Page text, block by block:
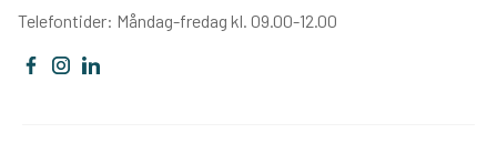
Telefontider: Måndag-fredag kl. 09.00-12.00